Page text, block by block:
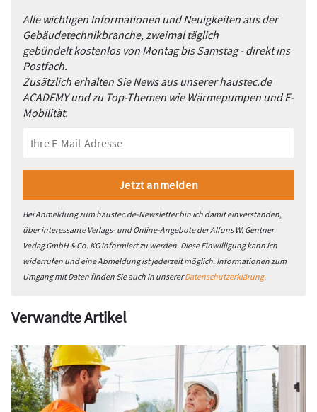
Alle wichtigen Informationen und Neuigkeiten aus der
Gebäudetechnikbranche, zweimal täglich
gebündelt kostenlos von Montag bis Samstag - direkt ins
Postfach.
Zusätzlich erhalten Sie News aus unserer haustec.de
ACADEMY und zu Top-Themen wie Wärmepumpen und E-
Mobilität.
Bei Anmeldung zum haustec.de-Newsletter bin ich damit einverstanden,
über interessante Verlags- und Online-Angebote der Alfons W. Gentner
Verlag GmbH & Co. KG informiert zu werden. Diese Einwilligung kann ich
widerrufen und eine Abmeldung ist jederzeit möglich. Informationen zum
Umgang mit Daten finden Sie auch in unsererDatenschutzerklärung.
Verwandte Artikel